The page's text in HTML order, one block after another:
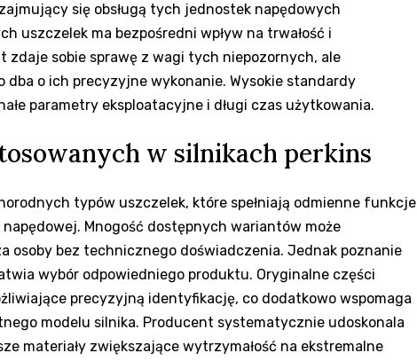
się obsługą tych jednostek napędowych
uszczelek ma bezpośredni wpływ na trwałość i
zdaje sobie sprawę z wagi tych niepozornych, ale
o ich precyzyjne wykonanie. Wysokie standardy
parametry eksploatacyjne i długi czas użytkowania.
w silnikach perkins
typów uszczelek, które spełniają odmienne funkcje
Mnogość dostępnych wariantów może
osoby bez technicznego doświadczenia. Jednak poznanie
wybór odpowiedniego produktu. Oryginalne części
precyzyjną identyfikację, co dodatkowo wspomaga
modelu silnika. Producent systematycznie udoskonala
materiały zwiększające wytrzymałość na ekstremalne